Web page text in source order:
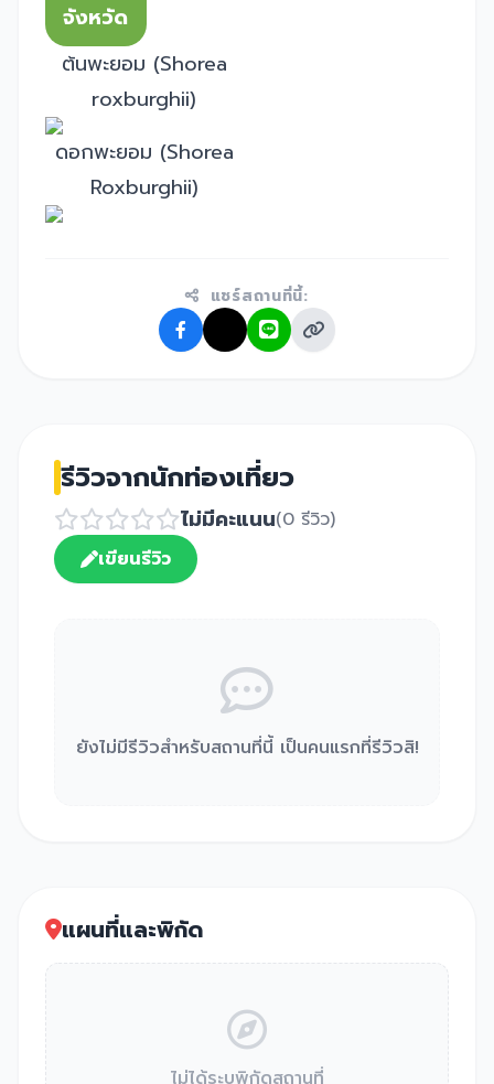
จังหวัด
ต้นพะยอม (Shorea
roxburghii)
ดอกพะยอม (Shorea
Roxburghii)
แชร์สถานที่นี้:
รีวิวจากนักท่องเที่ยว
ไม่มีคะแนน(0 รีวิว)
เขียนรีวิว
ยังไม่มีรีวิวสำหรับสถานที่นี้ เป็นคนแรกที่รีวิวสิ!
แผนที่และพิกัด